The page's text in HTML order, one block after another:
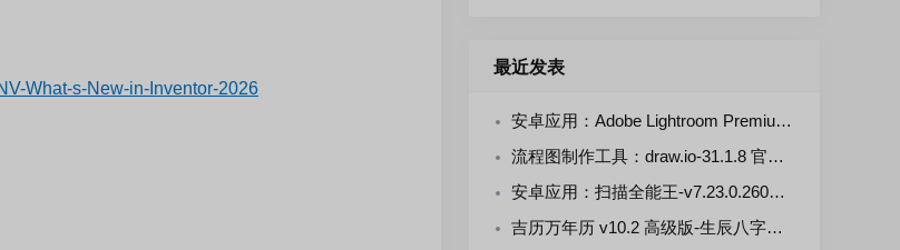
What-s-New-in-Inventor-2026
最近发表
安卓应用：Adobe Lightroom Premium-v11.5.0(711105000) 解锁版
流程图制作工具：draw.io-31.1.8 官方正式版
安卓应用：扫描全能王-v7.23.0.2607290000-VIP 解锁版
吉历万年历 v10.2 高级版-生辰八字，择日禁忌，运势财运